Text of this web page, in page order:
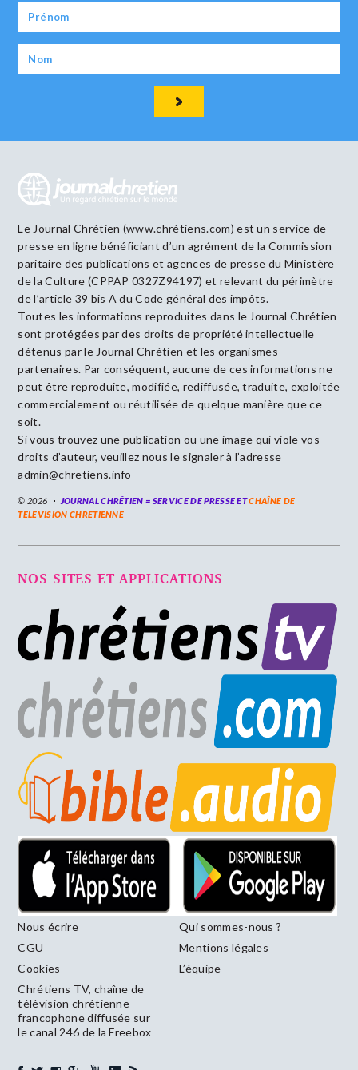
Le Journal Chrétien (www.chrétiens.com) est un service de
presse en ligne bénéficiant d’un agrément de la Commission
paritaire des publications et agences de presse du Ministère
de la Culture (CPPAP 0327Z94197) et relevant du périmètre
de l’article 39 bis A du Code général des impôts.
Toutes les informations reproduites dans le Journal Chrétien
sont protégées par des droits de propriété intellectuelle
détenus par le Journal Chrétien et les organismes
partenaires. Par conséquent, aucune de ces informations ne
peut être reproduite, modifiée, rediffusée, traduite, exploitée
commercialement ou réutilisée de quelque manière que ce
soit.
Si vous trouvez une publication ou une image qui viole vos
droits d’auteur, veuillez nous le signaler à l’adresse
admin@chretiens.info
© 2026 JOURNAL CHRÉTIEN = SERVICE DE PRESSE ETCHAÎNE DE
TELEVISION CHRETIENNE
NOS SITES ET APPLICATIONS
Nous écrire
Qui sommes-nous ?
CGU
Mentions légales
Cookies
L’équipe
Chrétiens TV, chaîne de
télévision chrétienne
francophone diffusée sur
le canal 246 de la Freebox